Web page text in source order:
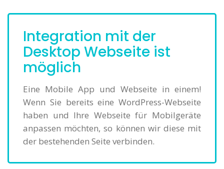
Integration mit der
Desktop Webseite ist
möglich
Eine Mobile App und Webseite in einem!
Wenn Sie bereits eine WordPress-Webseite
haben und Ihre Webseite für Mobilgeräte
anpassen möchten, so können wir diese mit
der bestehenden Seite verbinden.